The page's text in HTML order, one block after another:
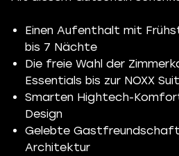
Einen Aufenthalt mit
bis 7 Nächte
Die freie Wahl der
Essentials bis zur NOXX
Smarten Hightech-
Design
Gelebte
Architektur